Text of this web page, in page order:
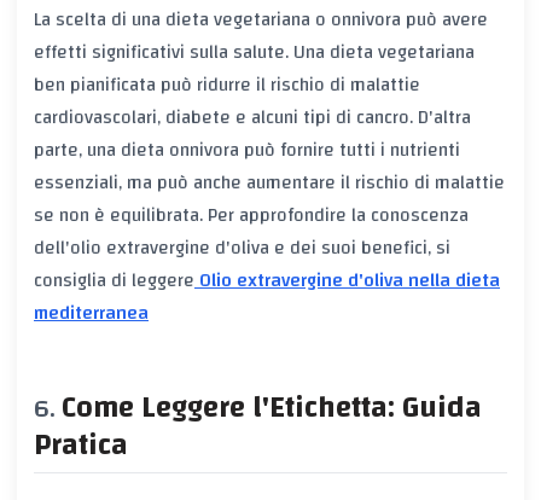
La scelta di una dieta vegetariana o onnivora può avere
effetti significativi sulla salute. Una dieta vegetariana
ben pianificata può ridurre il rischio di malattie
cardiovascolari, diabete e alcuni tipi di cancro. D'altra
parte, una dieta onnivora può fornire tutti i nutrienti
essenziali, ma può anche aumentare il rischio di malattie
se non è equilibrata. Per approfondire la conoscenza
dell'olio extravergine d'oliva e dei suoi benefici, si
consiglia di leggereOlio extravergine d'oliva nella dieta
mediterranea
Come Leggere l'Etichetta: Guida
Pratica